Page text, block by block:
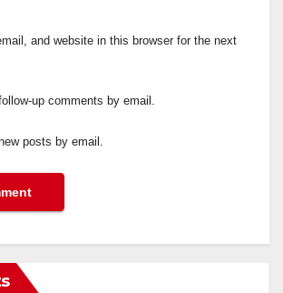
and website in this browser for the next
up comments by email.
posts by email.